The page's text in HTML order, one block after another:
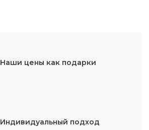
Наши цены как подарки
Индивидуальный подход